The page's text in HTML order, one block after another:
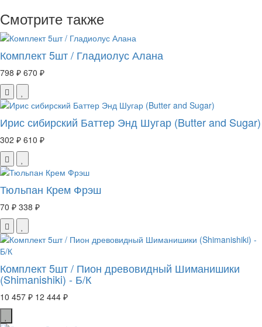
Смотрите также
Комплект 5шт / Гладиолус Алана
798 ₽ 670 ₽
Ирис сибирский Баттер Энд Шугар (Butter and Sugar)
302 ₽ 610 ₽
Тюльпан Крем Фрэш
70 ₽ 338 ₽
Комплект 5шт / Пион древовидный Шиманишики
(Shimanishiki) - Б/К
10 457 ₽ 12 444 ₽